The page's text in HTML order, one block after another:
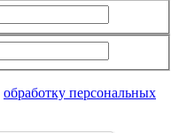
обработку персональных